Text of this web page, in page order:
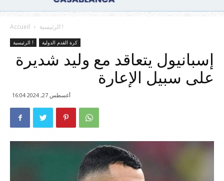
Accueil الرئيسية !
الرئيسية ! كرة القدم الدولية
إسبانيول يتعاقد مع وليد شديرة
على سبيل الإعارة
أغسطس 27, 2024 16:04